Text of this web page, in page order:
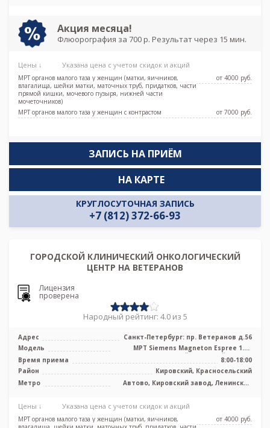
Акция месяца!
Флюорография за 700 р. Результат через 15 мин.
Цены ↓ Указана цена с учетом скидок и акций
МРТ органов малого таза у женщин (матки, яичников,
влагалища, шейки матки, маточных труб, придатков, части
прямой кишки, мочевого пузыря, нижней части
мочеточников)
от 4000 pуб.
МРТ органов малого таза у женщин с контрастом от 7000 pуб.
ЗАПИСЬ НА ПРИЁМ
КРУГЛОСУТОЧНАЯ ЗАПИСЬ
+7 (812) 372-66-93
НА КАРТЕ
ГОРОДСКОЙ КЛИНИЧЕСКИЙ ОНКОЛОГИЧЕСКИЙ
ЦЕНТР НА ВЕТЕРАНОВ
Лицензия
проверена
Народный рейтинг: 4.0 из 5
Адрес
Санкт-Петербург: пр. Ветеранов д.56
Модель
МРТ Siemens Magneton Espree 1.5T
высокопольный закрытый тип, КТ
Siemen ...
Время приема
8:00-18:00
Район
Кировский, Красносельский
Метро
Автово, Кировский завод, Ленинский
Цены ↓ Указана цена с учетом скидок и акций
МРТ органов малого таза у женщин (матки, яичников,
от 4000 pуб.